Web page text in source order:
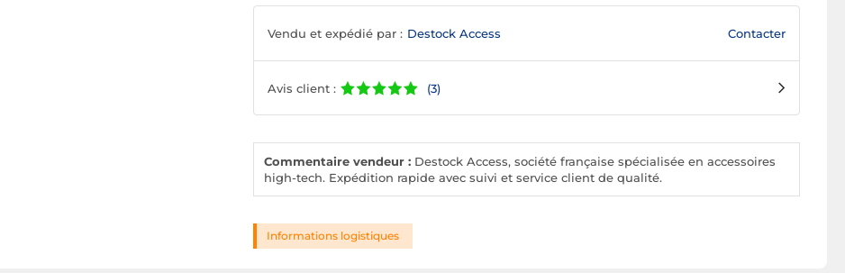
Vendu et expédié par : Destock Access Contacter
Avis client : (3)
Commentaire vendeur : Destock Access, société française spécialisée en accessoires
high-tech. Expédition rapide avec suivi et service client de qualité.
Informations logistiques